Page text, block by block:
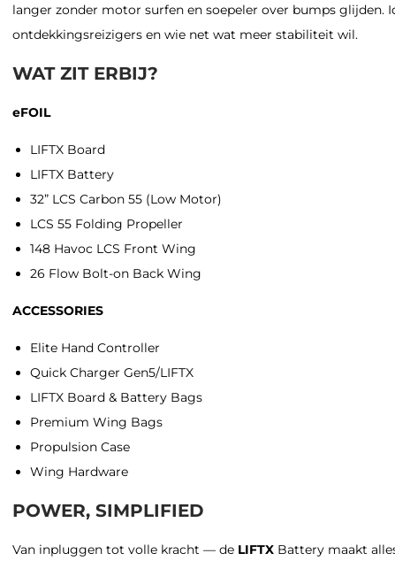
langer zonder motor surfen en soepeler over bumps glijden.
ontdekkingsreizigers en wie net wat meer stabiliteit wil.
WAT ZIT ERBIJ?
eFOIL
LIFTX Board
LIFTX Battery
32” LCS Carbon 55 (Low Motor)
LCS 55 Folding Propeller
148 Havoc LCS Front Wing
26 Flow Bolt-on Back Wing
ACCESSORIES
Elite Hand Controller
Quick Charger Gen5/LIFTX
LIFTX Board & Battery Bags
Premium Wing Bags
Propulsion Case
Wing Hardware
POWER, SIMPLIFIED
Van inpluggen tot volle kracht — de LIFTX Battery maakt